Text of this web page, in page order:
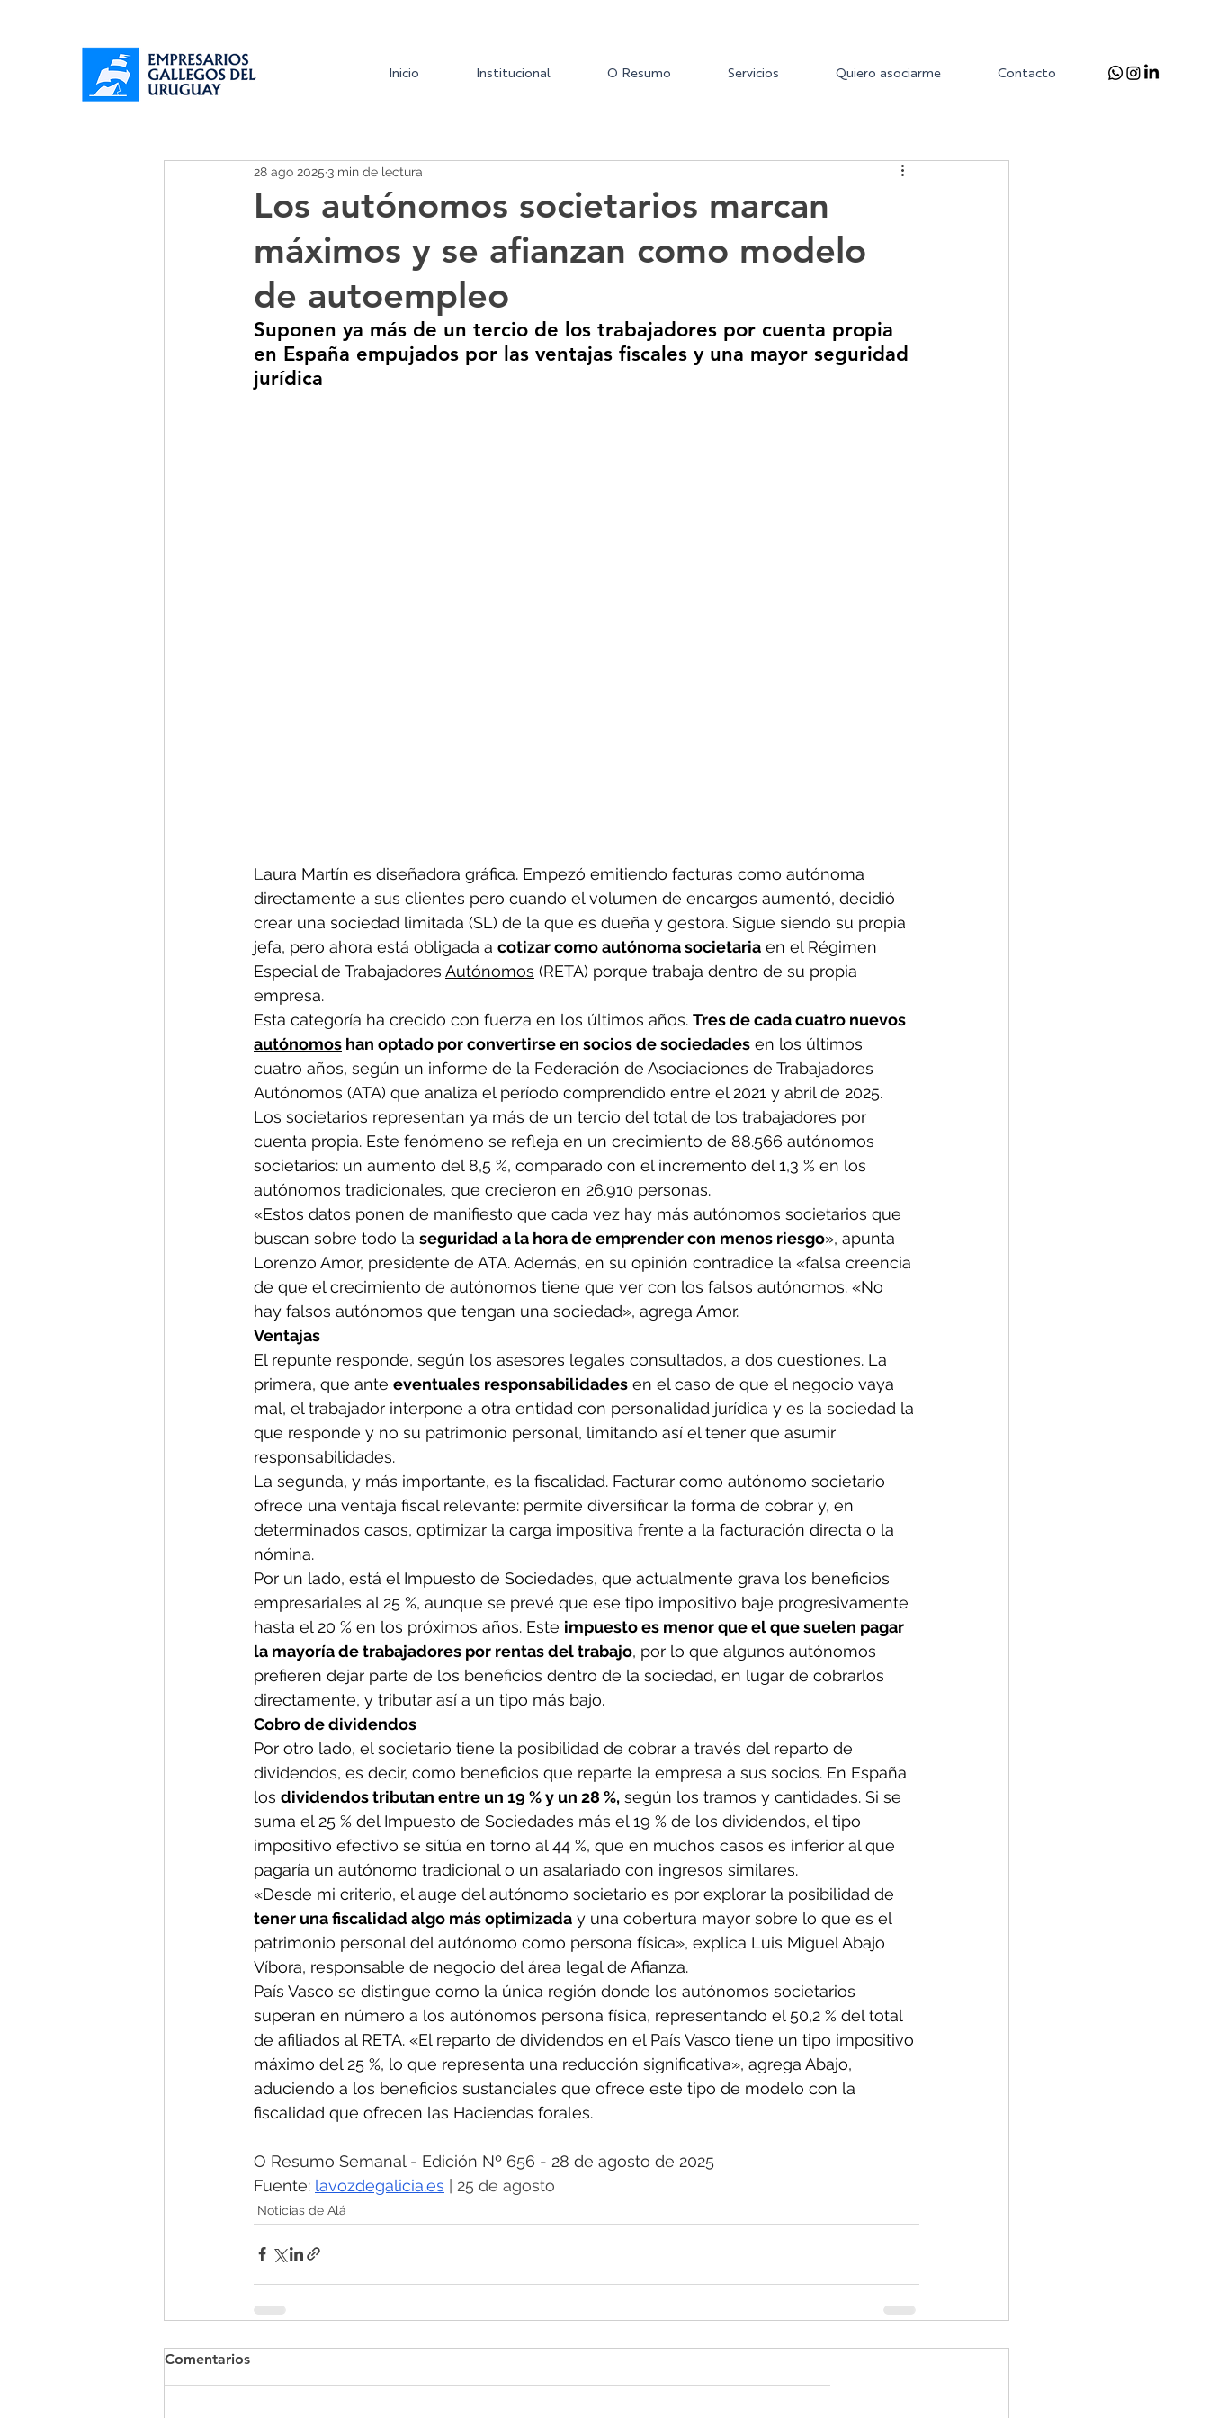
Inicio Institucional O Resumo Servicios Quiero asociarme Contacto
Los autónomos societarios marcan
máximos y se afianzan como modelo
de autoempleo
28 ago 2025 3 min de lectura
Suponen ya más de un tercio de los trabajadores por cuenta propia
en España empujados por las ventajas fiscales y una mayor seguridad
jurídica
Laura Martín es diseñadora gráfica. Empezó emitiendo facturas como autónoma
directamente a sus clientes pero cuando el volumen de encargos aumentó, decidió
crear una sociedad limitada (SL) de la que es dueña y gestora. Sigue siendo su propia
jefa, pero ahora está obligada a cotizar como autónoma societaria en el Régimen
Especial de Trabajadores Autónomos (RETA) porque trabaja dentro de su propia
empresa.
Esta categoría ha crecido con fuerza en los últimos años. Tres de cada cuatro nuevos
autónomos han optado por convertirse en socios de sociedades en los últimos
cuatro años, según un informe de la Federación de Asociaciones de Trabajadores
Autónomos (ATA) que analiza el período comprendido entre el 2021 y abril de 2025.
Los societarios representan ya más de un tercio del total de los trabajadores por
cuenta propia. Este fenómeno se refleja en un crecimiento de 88.566 autónomos
societarios: un aumento del 8,5 %, comparado con el incremento del 1,3 % en los
autónomos tradicionales, que crecieron en 26.910 personas.
«Estos datos ponen de manifiesto que cada vez hay más autónomos societarios que
buscan sobre todo la seguridad a la hora de emprender con menos riesgo», apunta
Lorenzo Amor, presidente de ATA. Además, en su opinión contradice la «falsa creencia
de que el crecimiento de autónomos tiene que ver con los falsos autónomos. «No
hay falsos autónomos que tengan una sociedad», agrega Amor.
Ventajas
El repunte responde, según los asesores legales consultados, a dos cuestiones. La
primera, que ante eventuales responsabilidades en el caso de que el negocio vaya
mal, el trabajador interpone a otra entidad con personalidad jurídica y es la sociedad la
que responde y no su patrimonio personal, limitando así el tener que asumir
responsabilidades.
La segunda, y más importante, es la fiscalidad. Facturar como autónomo societario
ofrece una ventaja fiscal relevante: permite diversificar la forma de cobrar y, en
determinados casos, optimizar la carga impositiva frente a la facturación directa o la
nómina.
Por un lado, está el Impuesto de Sociedades, que actualmente grava los beneficios
empresariales al 25 %, aunque se prevé que ese tipo impositivo baje progresivamente
hasta el 20 % en los próximos años. Este impuesto es menor que el que suelen pagar
la mayoría de trabajadores por rentas del trabajo, por lo que algunos autónomos
prefieren dejar parte de los beneficios dentro de la sociedad, en lugar de cobrarlos
directamente, y tributar así a un tipo más bajo.
Cobro de dividendos
Por otro lado, el societario tiene la posibilidad de cobrar a través del reparto de
dividendos, es decir, como beneficios que reparte la empresa a sus socios. En España
los dividendos tributan entre un 19 % y un 28 %, según los tramos y cantidades. Si se
suma el 25 % del Impuesto de Sociedades más el 19 % de los dividendos, el tipo
impositivo efectivo se sitúa en torno al 44 %, que en muchos casos es inferior al que
pagaría un autónomo tradicional o un asalariado con ingresos similares.
«Desde mi criterio, el auge del autónomo societario es por explorar la posibilidad de
tener una fiscalidad algo más optimizada y una cobertura mayor sobre lo que es el
patrimonio personal del autónomo como persona física», explica Luis Miguel Abajo
Víbora, responsable de negocio del área legal de Afianza.
País Vasco se distingue como la única región donde los autónomos societarios
superan en número a los autónomos persona física, representando el 50,2 % del total
de afiliados al RETA. «El reparto de dividendos en el País Vasco tiene un tipo impositivo
máximo del 25 %, lo que representa una reducción significativa», agrega Abajo,
aduciendo a los beneficios sustanciales que ofrece este tipo de modelo con la
fiscalidad que ofrecen las Haciendas forales.
O Resumo Semanal - Edición Nº 656 - 28 de agosto de 2025
Fuente: lavozdegalicia.es | 25 de agosto
Noticias de Alá
Comentarios